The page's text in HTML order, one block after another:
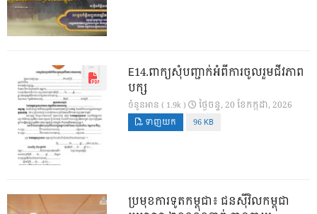
E14.ពាក្យសុំបញ្ជាក់អំពីការចូលរួមជីវភាព
បក្ស
ចំនួនអាន ( 1.9k ) ថ្ងៃ​ចន្ទ, 20 ខែ​កក្កដា, 2026
ទាញយក 96 KB
ប្រមុខការទូតកម្ពុជា៖ ជនស៊ីវិលកម្ពុជា